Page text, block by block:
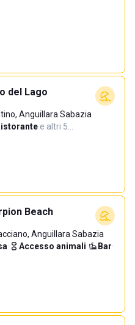
del Lago
Anguillara Sabazia
·e altri 5…
Beach
Anguillara Sabazia
· Accesso animali· Bar·